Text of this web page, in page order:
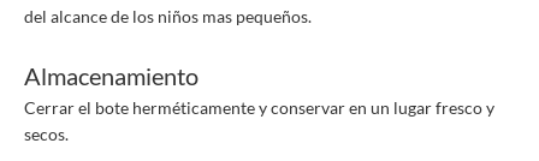
del alcance de los niños mas pequeños.
Almacenamiento
Cerrar el bote herméticamente y conservar en un lugar fresco y
secos.